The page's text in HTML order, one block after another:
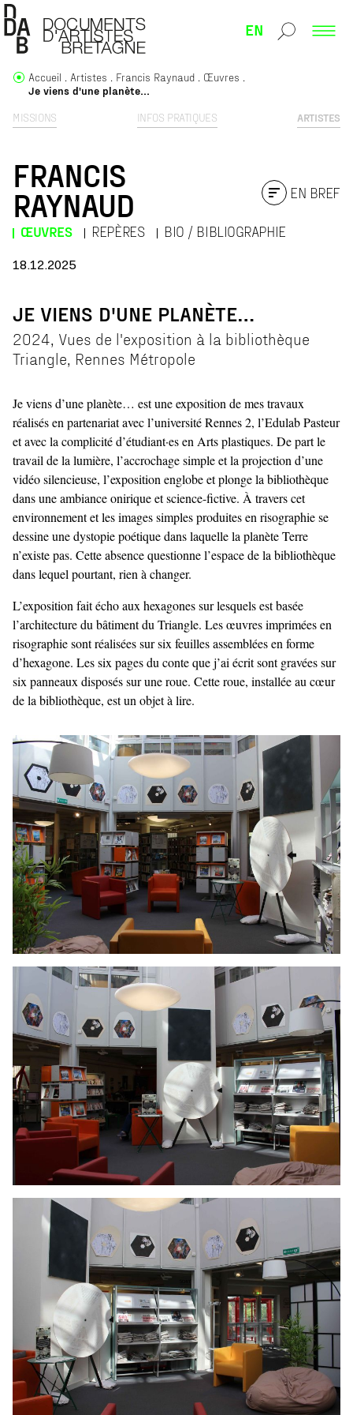
EN
MISSIONS INFOS PRATIQUES ARTISTES
Accueil Artistes Francis Raynaud
Œuvres
Je viens d'une planète…
FRANCIS
RAYNAUD
ŒUVRES REPÈRES BIO / BIBLIOGRAPHIE
EN BREF
18.12.2025
JE VIENS D'UNE PLANÈTE…
2024, Vues de l'exposition à la bibliothèque
Triangle, Rennes Métropole
Je viens d’une planète… est une exposition de mes travaux
réalisés en partenariat avec l’université Rennes 2, l’Edulab Pasteur
et avec la complicité d’étudiant·es en Arts plastiques. De part le
travail de la lumière, l’accrochage simple et la projection d’une
vidéo silencieuse, l’exposition englobe et plonge la bibliothèque
dans une ambiance onirique et science-fictive. À travers cet
environnement et les images simples produites en risographie se
dessine une dystopie poétique dans laquelle la planète Terre
n’existe pas. Cette absence questionne l’espace de la bibliothèque
dans lequel pourtant, rien à changer.
L’exposition fait écho aux hexagones sur lesquels est basée
l’architecture du bâtiment du Triangle. Les œuvres imprimées en
risographie sont réalisées sur six feuilles assemblées en forme
d’hexagone. Les six pages du conte que j’ai écrit sont gravées sur
six panneaux disposés sur une roue. Cette roue, installée au cœur
de la bibliothèque, est un objet à lire.